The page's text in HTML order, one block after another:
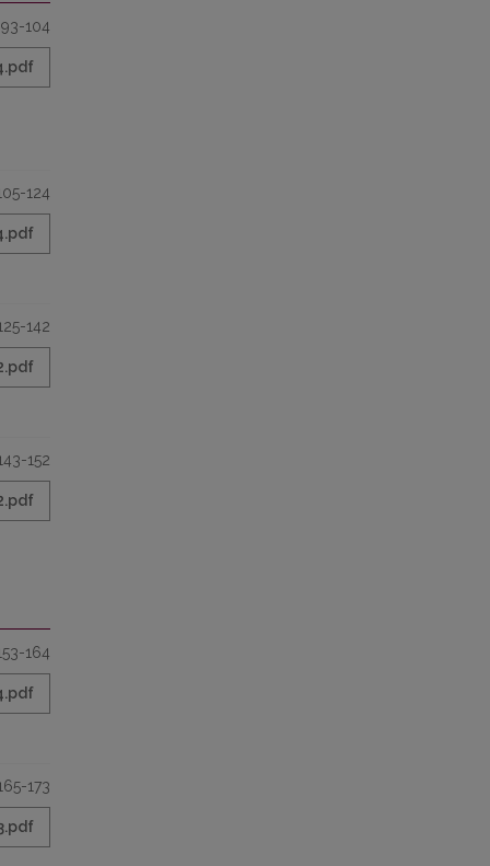
93-104
124
142
152
164
173